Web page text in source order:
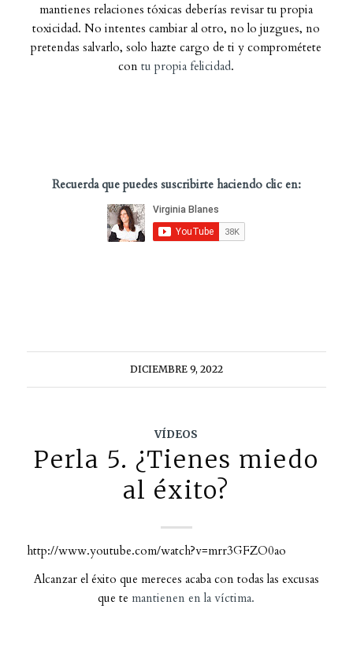
mantienes relaciones tóxicas deberías revisar tu propia
toxicidad. No intentes cambiar al otro, no lo juzgues, no
pretendas salvarlo, solo hazte cargo de ti y comprométete
contu propia felicidad.
Recuerda que puedes suscribirte haciendo clic en:
DICIEMBRE 9, 2022
VÍDEOS
Perla 5. ¿Tienes miedo
al éxito?
http://www.youtube.com/watch?v=mrr3GFZO0ao
Alcanzar el éxito que mereces acaba con todas las excusas
que te mantienen en la víctima.